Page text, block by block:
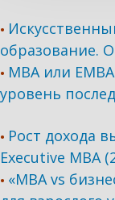
•
образование.
• MBA или
уровень
• Рост дохода
Executive MBA
• «MBA vs